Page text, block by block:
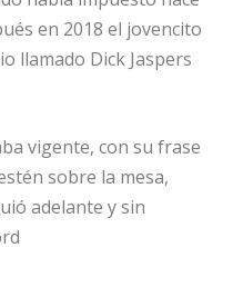
en 2018 el jovencito
llamado Dick Jaspers
vigente, con su frase
sobre la mesa,
adelante y sin